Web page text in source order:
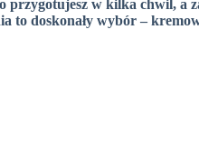
przygotujesz w kilka chwil, a
to doskonały wybór –